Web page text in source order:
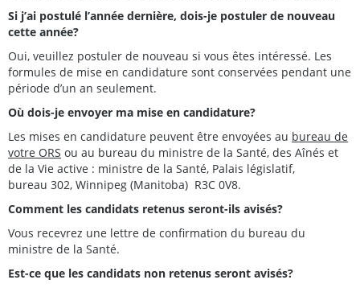
Si j’ai postulé l’année dernière, dois-je postuler de nouveau
cette année?
Oui, veuillez postuler de nouveau si vous êtes intéressé. Les
formules de mise en candidature sont conservées pendant une
période d’un an seulement.
Où dois-je envoyer ma mise en candidature?
Les mises en candidature peuvent être envoyées au bureau de
votre ORS ou au bureau du ministre de la Santé, des Aînés et
de la Vie active : ministre de la Santé, Palais législatif,
bureau 302, Winnipeg (Manitoba) R3C 0V8.
Comment les candidats retenus seront-ils avisés?
Vous recevrez une lettre de confirmation du bureau du
ministre de la Santé.
Est-ce que les candidats non retenus seront avisés?